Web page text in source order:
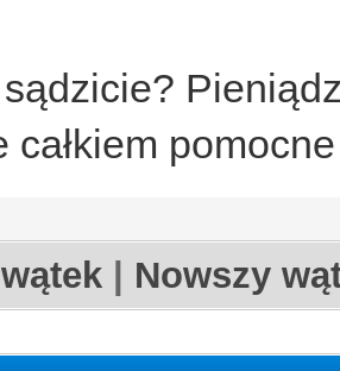
całkiem pomocne
Nowszy